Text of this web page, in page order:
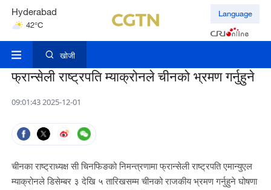
Hyderabad
42°C
Mumbai
Language
खोजी
फ्रान्सेली राष्ट्रपति म्याक्रोनले चीनको भ्रमण गर्नुहुने
09:01:43 2025-12-01
चीनका राष्ट्राध्यक्ष सी चिनफिङको निमन्त्रणामा फ्रान्सेली राष्ट्रपति एमान्युएल
म्याक्रोनले डिसेम्बर ३ देखि ५ तारिखसम्म चीनको राजकीय भ्रमण गर्नुहुने घोषणा